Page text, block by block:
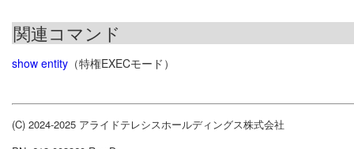
関連コマンド
show entity （特権EXECモード）
(C) 2024-2025 アライドテレシスホールディングス株式会社